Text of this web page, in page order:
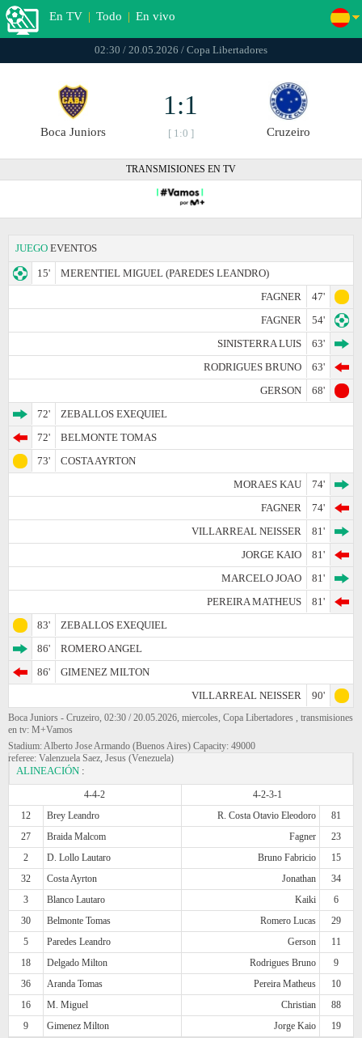
En TV | Todo | En vivo
02:30 / 20.05.2026 / Copa Libertadores
Boca Juniors
1:1
[ 1:0 ] Cruzeiro
TRANSMISIONES EN TV
JUEGO EVENTOS
15'
MERENTIEL MIGUEL (PAREDES LEANDRO)
FAGNER
47'
FAGNER
54'
SINISTERRA LUIS
63'
RODRIGUES BRUNO
63'
GERSON
68'
72'
ZEBALLOS EXEQUIEL
72'
BELMONTE TOMAS
73'
COSTA AYRTON
MORAES KAU
74'
FAGNER
74'
VILLARREAL NEISSER
81'
JORGE KAIO
81'
MARCELO JOAO
81'
PEREIRA MATHEUS
81'
83'
ZEBALLOS EXEQUIEL
86'
ROMERO ANGEL
86'
GIMENEZ MILTON
VILLARREAL NEISSER
90'
Boca Juniors - Cruzeiro, 02:30 / 20.05.2026, miercoles, Copa Libertadores , transmisiones
en tv: M+Vamos
Stadium: Alberto Jose Armando (Buenos Aires) Capacity: 49000
referee: Valenzuela Saez, Jesus (Venezuela)
ALINEACIÓN :
4-4-2
4-2-3-1
12
Brey Leandro R. Costa Otavio Eleodoro
81
27
Braida Malcom Fagner
23
2
D. Lollo Lautaro Bruno Fabricio
15
32
Costa Ayrton Jonathan
34
3
Blanco Lautaro Kaiki
6
30
Belmonte Tomas Romero Lucas
29
5
Paredes Leandro Gerson
11
18
Delgado Milton Rodrigues Bruno
9
36
Aranda Tomas Pereira Matheus
10
16
M. Miguel Christian
88
9
Gimenez Milton Jorge Kaio 19